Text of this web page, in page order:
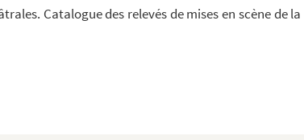
Catalogue des relevés de mises en scène de